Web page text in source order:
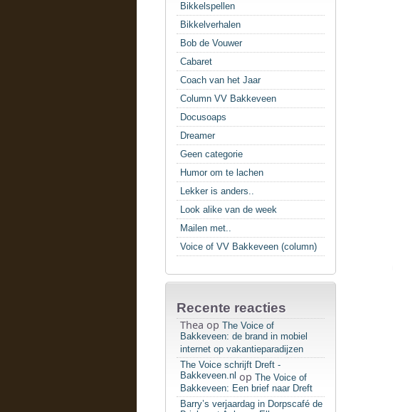
Bikkelspellen
Bikkelverhalen
Bob de Vouwer
Cabaret
Coach van het Jaar
Column VV Bakkeveen
Docusoaps
Dreamer
Geen categorie
Humor om te lachen
Lekker is anders..
Look alike van de week
Mailen met..
Voice of VV Bakkeveen (column)
Recente reacties
Thea op The Voice of
Bakkeveen: de brand in mobiel
internet op vakantieparadijzen
The Voice schrijft Dreft -
Bakkeveen.nl op The Voice of
Bakkeveen: Een brief naar Dreft
Barry’s verjaardag in Dorpscafé de